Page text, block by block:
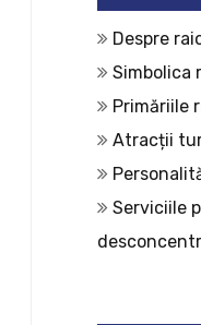
Despre
Simbolica
Primăriile
Atracții
Serviciile